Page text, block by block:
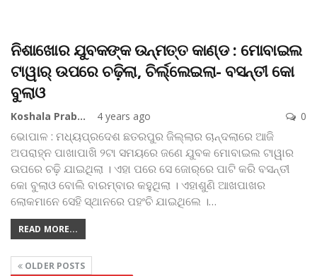
ନିଶାଖୋର ଯୁବକଙ୍କ ଉନ୍ମତ୍ତ କାଣ୍ଡ : ମୋବାଇଲ
ଟାୱାର୍‌ ଉପରେ ଚଢ଼ିଲା, ଚିର୍ଲ୍ଲେଇଲା- ବସନ୍ତୀ କୋ
ବୁଲାଓ
Koshala Prabaha 4 years ago 0
ଭୋପାଳ : ମଧ୍ୟପ୍ରଦେଶ ଛତରପୁର ଜିଲ୍ଲାର ଚାନ୍ଦଲାରେ ଆଜି
ଅପରାହ୍ନ ପାଖାପାଖି ୨ଟା ସମୟରେ ଜଣେ ଯୁବକ ମୋବାଇଲ ଟାୱାର
ଉପରେ ଚଢ଼ି ଯାଇଥିଲା । ଏହା ପରେ ସେ ଜୋର୍‌ରେ ପାଟି କରି ବସନ୍ତୀ
କୋ ବୁଲାଓ ବୋଲି ବାରମ୍ବାର କହୁଥିଲା । ଏହାଶୁଣି ଆଖପାଖର
ଲୋକମାନେ ସେହି ସ୍ଥାନରେ ପହଂଚି ଯାଇଥିଲେ ।…
READ MORE...
OLDER POSTS